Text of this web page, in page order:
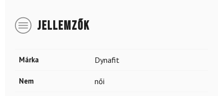
JELLEMZŐK
Márka Dynafit
Nem női